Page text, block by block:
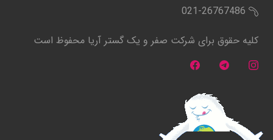
021-26767486
کلیه حقوق برای شرکت صفر و یک گستر آریا محفوظ است